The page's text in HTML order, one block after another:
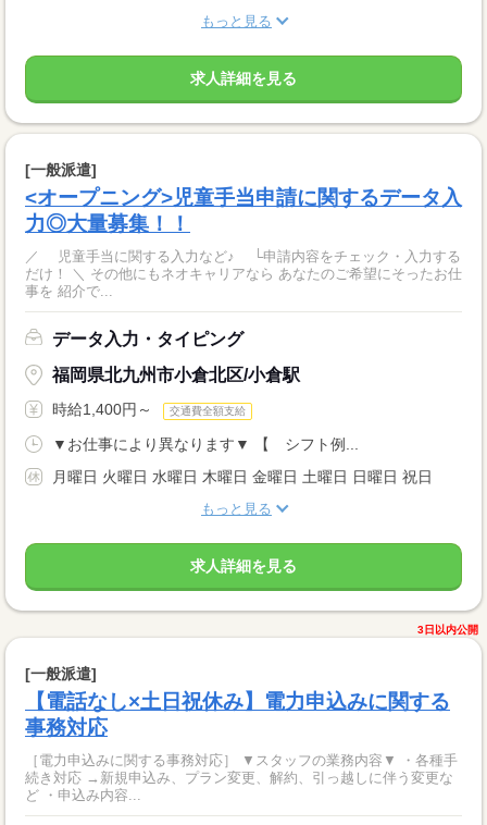
もっと見る
求人詳細を見る
[一般派遣]
<オープニング>児童手当申請に関するデータ入
力◎大量募集！！
／ 児童手当に関する入力など♪ └申請内容をチェック・入力する
だけ！ ＼ その他にもネオキャリアなら あなたのご希望にそったお仕
事を 紹介で...
データ入力・タイピング
福岡県北九州市小倉北区/小倉駅
時給1,400円～ 交通費全額支給
▼お仕事により異なります▼ 【 シフト例...
月曜日 火曜日 水曜日 木曜日 金曜日 土曜日 日曜日 祝日
もっと見る
求人詳細を見る
3日以内公開
[一般派遣]
【電話なし×土日祝休み】電力申込みに関する
事務対応
［電力申込みに関する事務対応］ ▼スタッフの業務内容▼ ・各種手
続き対応 →新規申込み、プラン変更、解約、引っ越しに伴う変更な
ど ・申込み内容...